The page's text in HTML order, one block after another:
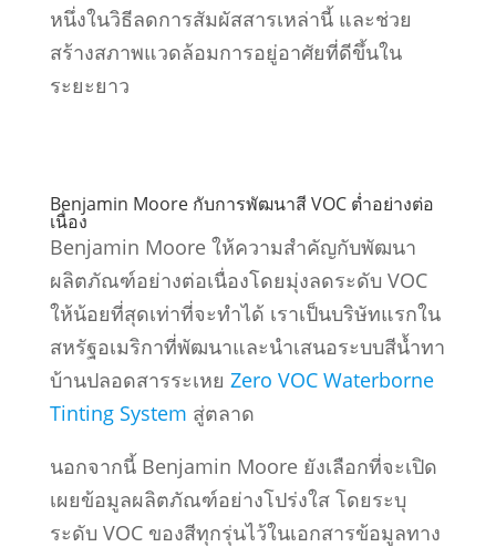
หนึ่งในวิธีลดการสัมผัสสารเหล่านี้ และช่วย
สร้างสภาพแวดล้อมการอยู่อาศัยที่ดีขึ้นใน
ระยะยาว
Benjamin Moore กับการพัฒนาสี VOC ต่ำอย่างต่อ
เนื่อง
Benjamin Moore ให้ความสำคัญกับพัฒนา
ผลิตภัณฑ์อย่างต่อเนื่องโดยมุ่งลดระดับ VOC
ให้น้อยที่สุดเท่าที่จะทำได้ เราเป็นบริษัทแรกใน
สหรัฐอเมริกาที่พัฒนาและนําเสนอระบบสีน้ำทา
บ้านปลอดสารระเหย Zero VOC Waterborne
Tinting System สู่ตลาด
นอกจากนี้ Benjamin Moore ยังเลือกที่จะเปิด
เผยข้อมูลผลิตภัณฑ์อย่างโปร่งใส โดยระบุ
ระดับ VOC ของสีทุกรุ่นไว้ในเอกสารข้อมูลทาง